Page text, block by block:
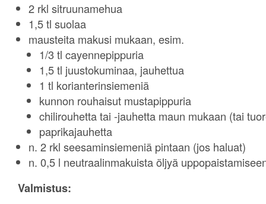
2 rkl sitruunamehua
1,5 tl suolaa
mausteita makusi mukaan, esim.
1/3 tl cayennepippuria
1,5 tl juustokuminaa, jauhettua
1 tl korianterinsiemeniä
kunnon rouhaisut mustapippuria
chilirouhetta tai -jauhetta maun mukaan (tai
paprikajauhetta
n. 2 rkl seesaminsiemeniä pintaan (jos haluat)
n. 0,5 l neutraalinmakuista öljyä
Valmistus: